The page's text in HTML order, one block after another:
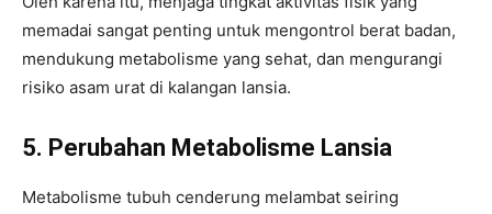
memadai sangat penting untuk mengontrol berat badan,
mendukung metabolisme yang sehat, dan mengurangi
risiko asam urat di kalangan lansia.
5. Perubahan Metabolisme Lansia
Metabolisme tubuh cenderung melambat seiring